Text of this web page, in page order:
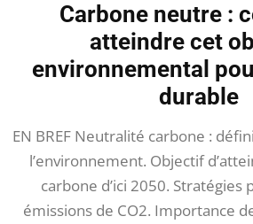
Carbone neutre :
atteindre cet
environnemental
durable
EN BREF Neutralité carbone :
l’environnement. Objectif
carbone d’ici 2050. Stratégies
émissions de CO2. Importance